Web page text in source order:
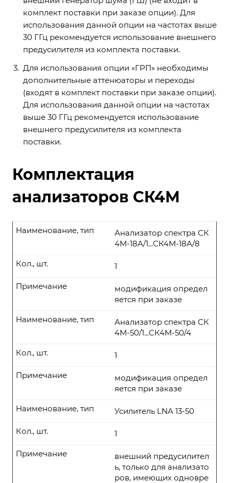
комплект поставки при заказе опции). Для
использования данной опции на частотах выше
30 ГГц рекомендуется использование внешнего
предусилителя из комплекта поставки.
Для использования опции «ГРП» необходимы
дополнительные аттенюаторы и переходы
(входят в комплект поставки при заказе опции).
Для использования данной опции на частотах
выше 30 ГГц рекомендуется использование
внешнего предусилителя из комплекта
поставки.
Комплектация
анализаторов СК4М
Анализатор спектра СК
4М-18A/1...СК4М-18A/8
Наименование, тип
1
Кол., шт.
модификация определ
яется при заказе
Примечание
Анализатор спектра СК
4М-50/1...СК4М-50/4
Наименование, тип
1
Кол., шт.
модификация определ
яется при заказе
Примечание
Усилитель LNA 13-50
Наименование, тип
1
Кол., шт.
внешний предусилител
ь, только для анализато
ров, имеющих одновре
Примечание